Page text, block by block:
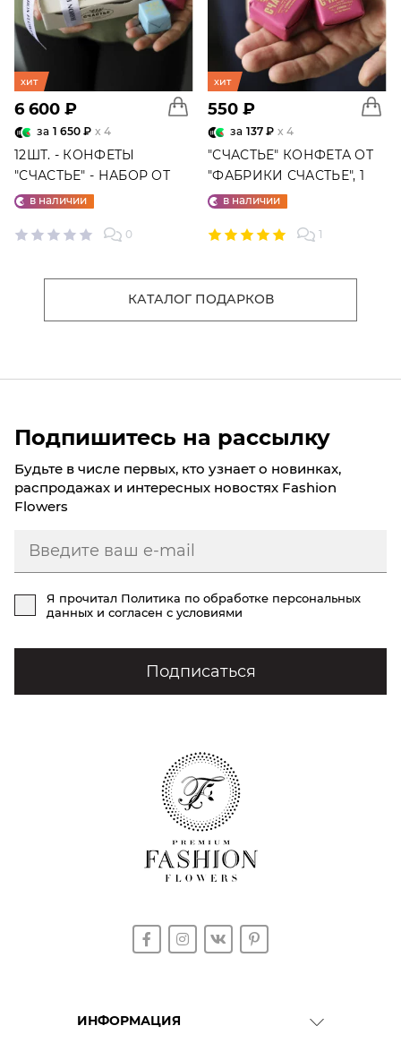
хит
6 600 ₽
за 1 650 ₽ x 4
12ШТ. - КОНФЕТЫ
"СЧАСТЬЕ" - НАБОР ОТ
"ФАБРИКИ СЧАСТЬЕ"
в наличии
0
хит
550 ₽
за 137 ₽ x 4
"СЧАСТЬЕ" КОНФЕТА ОТ
"ФАБРИКИ СЧАСТЬЕ", 1
ШТ.в наличии
1
КАТАЛОГ ПОДАРКОВ
Подпишитесь на рассылку
Будьте в числе первых, кто узнает о новинках,
распродажах и интересных новостях Fashion
Flowers
Я прочитал Политика по обработке персональных
данных и согласен с условиями
Подписаться
ИНФОРМАЦИЯ